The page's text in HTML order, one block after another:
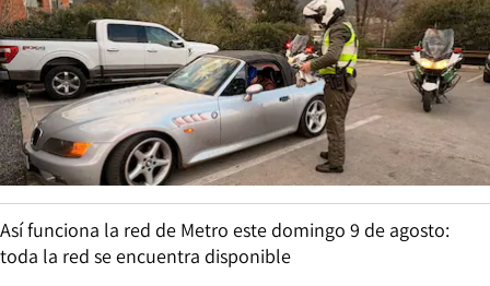
Así funciona la red de Metro este domingo 9 de agosto:
toda la red se encuentra disponible